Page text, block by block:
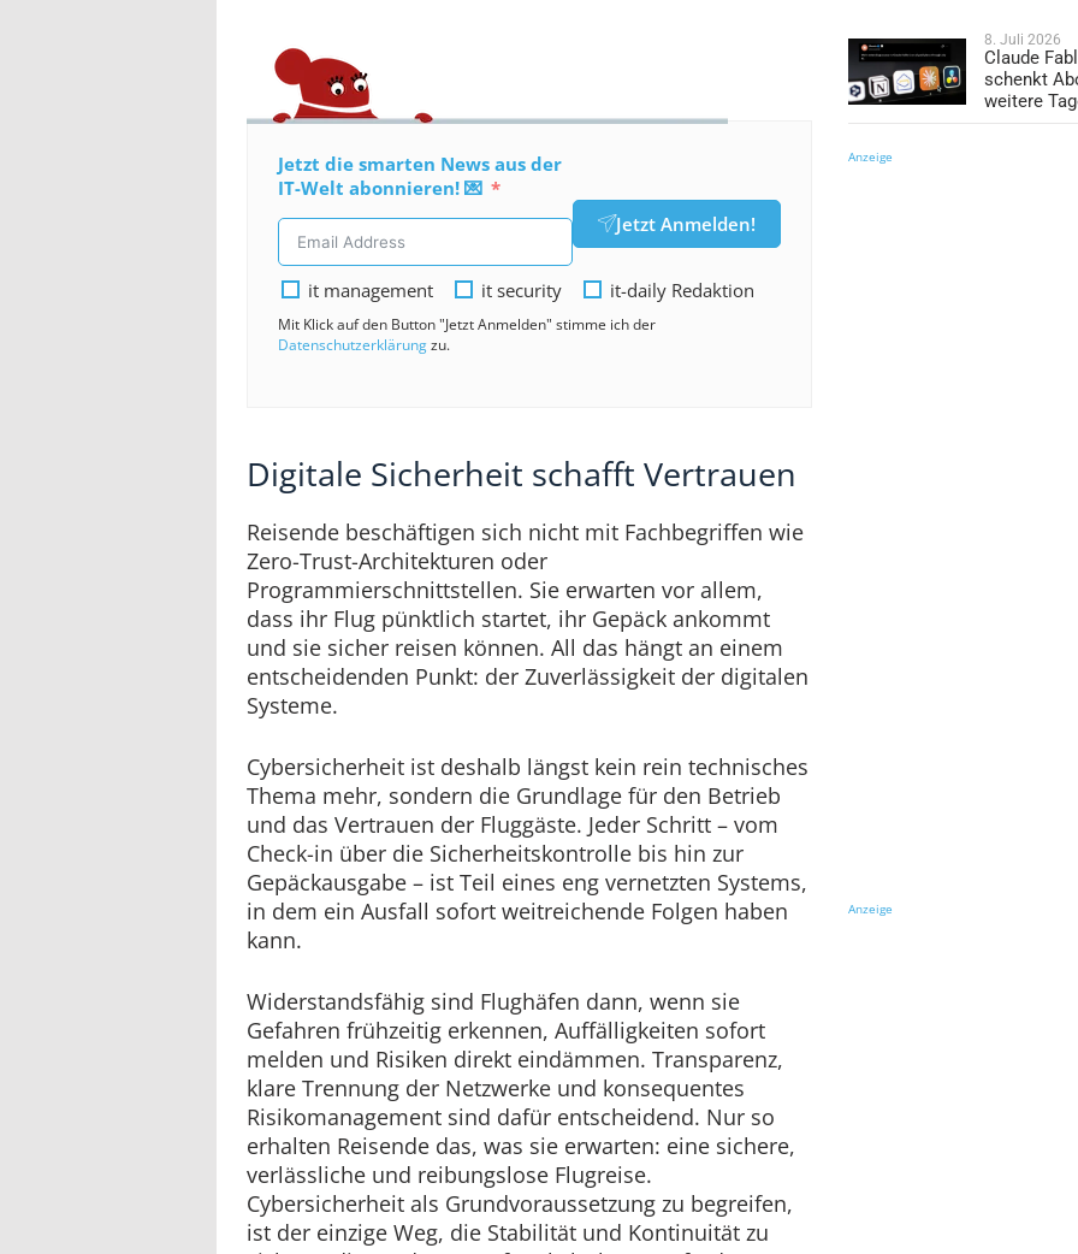
Jetzt die smarten News aus der
IT-Welt abonnieren! 💌
Jetzt Anmelden!
it management it security it-daily Redaktion
Mit Klick auf den Button "Jetzt Anmelden" stimme ich der
Datenschutzerklärungzu.
Digitale Sicherheit schafft Vertrauen
Reisende beschäftigen sich nicht mit Fachbegriffen wie
Zero-Trust-Architekturen oder
Programmierschnittstellen. Sie erwarten vor allem,
dass ihr Flug pünktlich startet, ihr Gepäck ankommt
und sie sicher reisen können. All das hängt an einem
entscheidenden Punkt: der Zuverlässigkeit der digitalen
Systeme.
Cybersicherheit ist deshalb längst kein rein technisches
Thema mehr, sondern die Grundlage für den Betrieb
und das Vertrauen der Fluggäste. Jeder Schritt – vom
Check-in über die Sicherheitskontrolle bis hin zur
Gepäckausgabe – ist Teil eines eng vernetzten Systems,
in dem ein Ausfall sofort weitreichende Folgen haben
kann.
Widerstandsfähig sind Flughäfen dann, wenn sie
Gefahren frühzeitig erkennen, Auffälligkeiten sofort
melden und Risiken direkt eindämmen. Transparenz,
klare Trennung der Netzwerke und konsequentes
Risikomanagement sind dafür entscheidend. Nur so
erhalten Reisende das, was sie erwarten: eine sichere,
verlässliche und reibungslose Flugreise.
Cybersicherheit als Grundvoraussetzung zu begreifen,
ist der einzige Weg, die Stabilität und Kontinuität zu
8. Juli 2026
Claude
schenkt
weitere
Anzeige
Anzeige